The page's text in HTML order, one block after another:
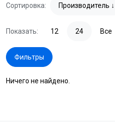
Сортировка: Производитель
Показать: 12 24 Все
Фильтры
Ничего не найдено.